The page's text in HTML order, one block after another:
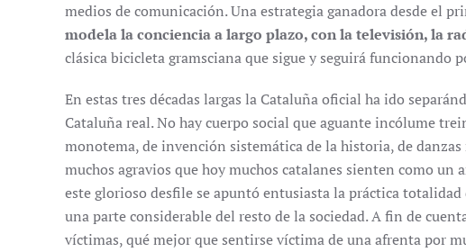
medios de comunicación. Una estrategia ganadora desde el
modela la conciencia a largo plazo, con la televisión, la
clásica bicicleta gramsciana que sigue y seguirá funcionando
En estas tres décadas largas la Cataluña oficial ha ido
Cataluña real. No hay cuerpo social que aguante incólume
monotema, de invención sistemática de la historia, de
muchos agravios que hoy muchos catalanes sienten como un
este glorioso desfile se apuntó entusiasta la práctica
una parte considerable del resto de la sociedad. A fin de
víctimas, qué mejor que sentirse víctima de una afrenta por